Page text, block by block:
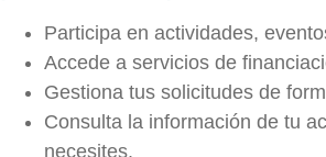
Participa en actividades,
Accede a servicios de
Gestiona tus solicitudes de
Consulta la información de tu
necesites.